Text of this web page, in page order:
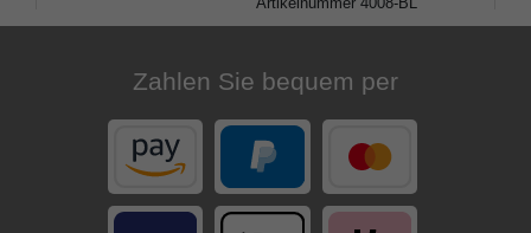
Merkliste
Zahlen Sie bequem per